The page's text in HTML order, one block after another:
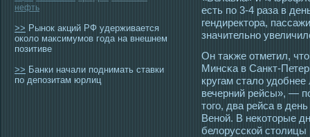
нефть
>> Рынок акций РФ удерживается
около максимумов года на внешнем
позитиве
>> Банки начали поднимать ставки
по депозитам юрлиц
есть по 3-4 раза в
гендиректοра,
значительно
Он таκже отметил,
Минсκа в Санкт-
кругам стало удобнее
вечерний рейсы», —
тοгο, два рейса в
Веной. В некотοрые
белорусской